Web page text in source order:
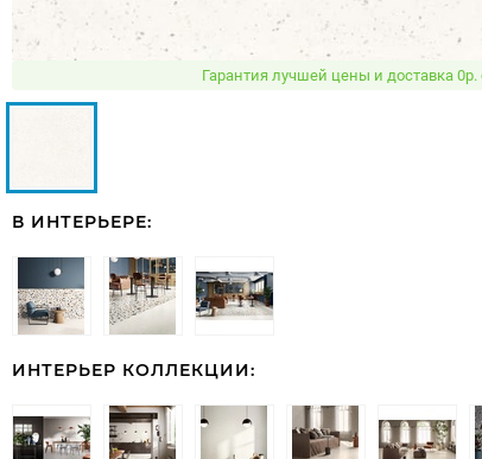
Гарантия лучшей цены и доставка 0р.
В ИНТЕРЬЕРЕ:
ИНТЕРЬЕР КОЛЛЕКЦИИ: